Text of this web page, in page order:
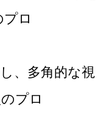
ロ
、多角的な視
プロ